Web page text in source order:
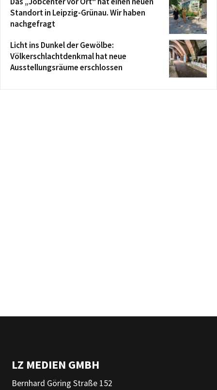
Standort in Leipzig-Grünau. Wir haben
nachgefragt
Licht ins Dunkel der Gewölbe:
Völkerschlachtdenkmal hat neue
Ausstellungsräume erschlossen
LZ MEDIEN GMBH
Bernhard Göring Straße 152